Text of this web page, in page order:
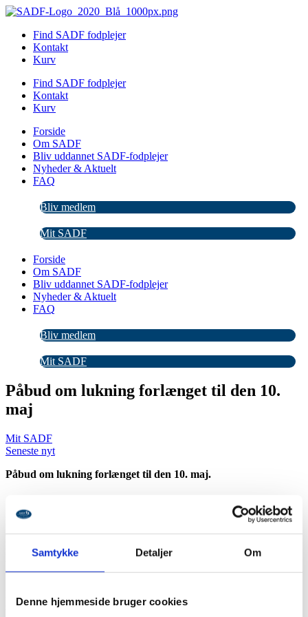
Samtykke Detaljer Om
Denne hjemmeside bruger cookies
Videre
indholdFind SADF fodplejer
Kontakt
Kurv
Find SADF fodplejer
Kontakt
Kurv
Forside
Om SADF
Bliv uddannet SADF-fodplejer
Nyheder & Aktuelt
FAQ
Bliv medlem
Mit SADF
Forside
Om SADF
Bliv uddannet SADF-fodplejer
Nyheder & Aktuelt
FAQ
Bliv medlem
Mit SADF
Påbud om lukning forlænget til den 10.
maj
Mit SADF
Seneste nyt
Påbud om lukning forlænget til den 10. maj.
Det står vist klart for os alle efter Statsministerens udmelding i går
aftes, at vi stadig ikke kan åbne vores klinikker og tage imod de
kunder, som vi savner så meget. Indtil videre holder vi alle sammen
lukket indtil den 10. maj. Når vi kommer tættere på den dato, må vi
se, hvor vi står.
som fodplejere er også hårdt ramte. Vi sætter vores lid til, at